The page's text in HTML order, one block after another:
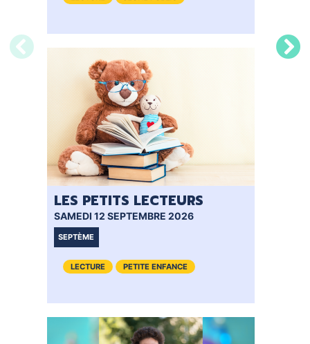
LES PETITS LECTEURS
SAMEDI 12 SEPTEMBRE 2026
SEPTÈME
LECTURE PETITE ENFANCE